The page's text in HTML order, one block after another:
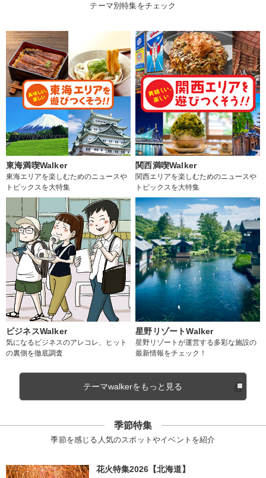
テーマ別特集をチェック
東海満喫Walker
東海エリアを楽しむためのニュースや
トピックスを大特集
関西満喫Walker
関西エリアを楽しむためのニュースや
トピックスを大特集
ビジネスWalker
気になるビジネスのアレコレ、ヒット
の裏側を徹底調査
星野リゾートWalker
星野リゾートが運営する多彩な施設の
最新情報をチェック！
テーマwalkerをもっと見る
季節特集
季節を感じる人気のスポットやイベントを紹介
花火特集2026【北海道】